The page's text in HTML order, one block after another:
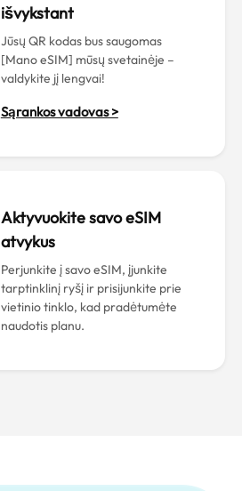
išvykstant
Jūsų QR kodas bus saugomas
[Mano eSIM] mūsų svetainėje –
valdykite jį lengvai!
Sąrankos vadovas >
Aktyvuokite savo eSIM
atvykus
Perjunkite į savo eSIM, įjunkite
tarptinklinį ryšį ir prisijunkite prie
vietinio tinklo, kad pradėtumėte
naudotis planu.